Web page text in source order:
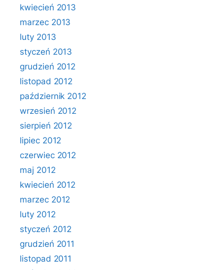
kwiecień 2013
marzec 2013
luty 2013
styczeń 2013
grudzień 2012
listopad 2012
październik 2012
wrzesień 2012
sierpień 2012
lipiec 2012
czerwiec 2012
maj 2012
kwiecień 2012
marzec 2012
luty 2012
styczeń 2012
grudzień 2011
listopad 2011